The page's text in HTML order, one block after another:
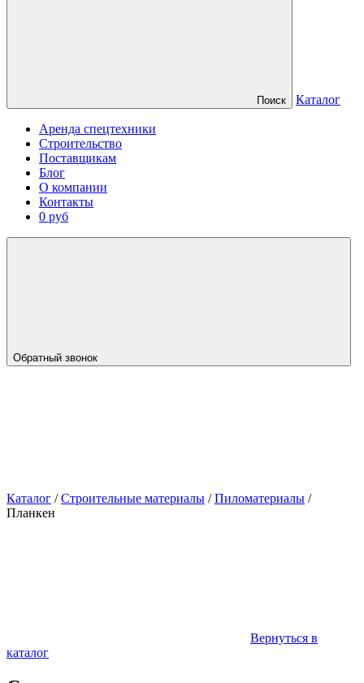
Поиск Каталог
Аренда спецтехники
Строительство
Поставщикам
Блог
О компании
Контакты
0 руб
Обратный звонок
Каталог /Строительные материалы /Пиломатериалы /
Планкен
Вернуться в
каталог